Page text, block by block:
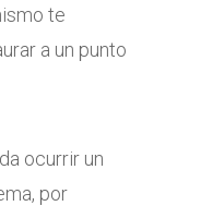
te
a un punto
ocurrir un
por